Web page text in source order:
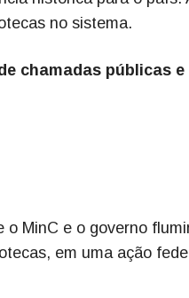
no sistema.
chamadas públicas e
o MinC e o governo
em uma ação